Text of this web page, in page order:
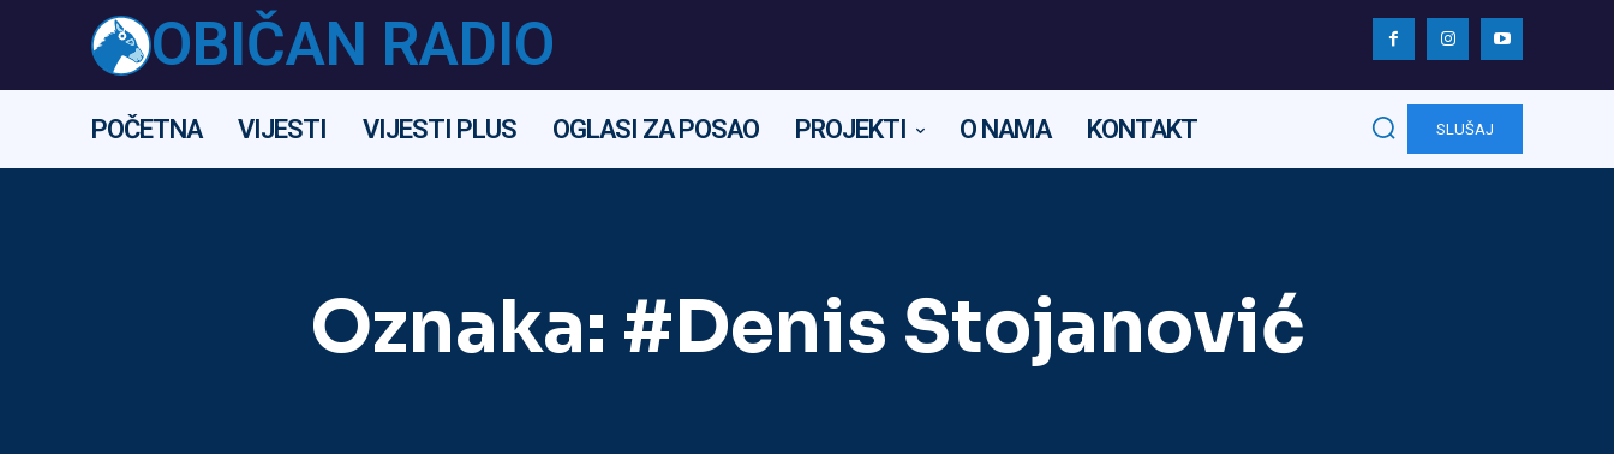
OBIČAN RADIO
POČETNA VIJESTI VIJESTI PLUS OGLASI ZA POSAO PROJEKTI O NAMA KONTAKT SLUŠAJ
Oznaka: #Denis Stojanović